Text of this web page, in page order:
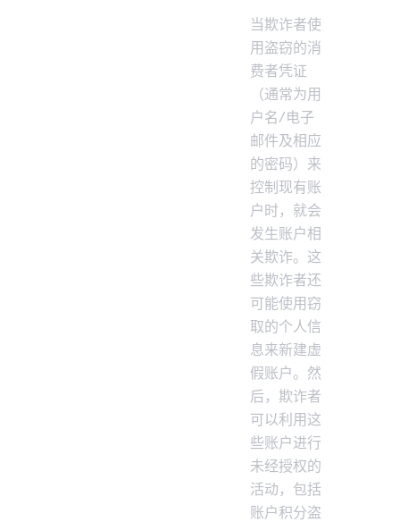
当欺诈者使
用盗窃的消
费者凭证
（通常为用
户名/电子
邮件及相应
的密码）来
控制现有账
户时，就会
发生账户相
关欺诈。这
些欺诈者还
可能使用窃
取的个人信
息来新建虚
假账户。然
后，欺诈者
可以利用这
些账户进行
未经授权的
活动，包括
账户积分盗